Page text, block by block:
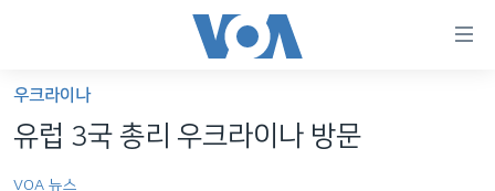
가
능
우크라이나
유럽 3국 총리 우크라이나 방문
VOA 뉴스